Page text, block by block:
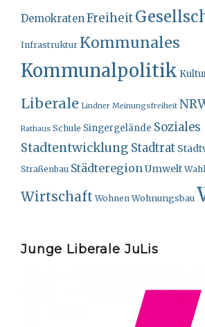
DemokratenFreiheit
Infrastruktur Kommunales
Kommunalpolitik
Liberale Lindner Meinungsfreiheit
Rathaus Schule Singergelände Soziales
Stadtentwicklung Stadtrat
Straßenbau StädteregionUmwelt
Wirtschaft Wohnen Wohnungsbau
Junge Liberale JuLis